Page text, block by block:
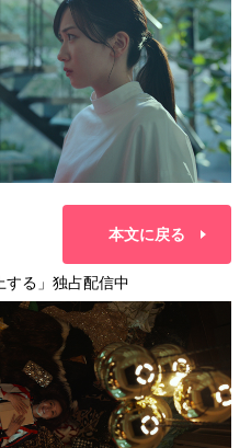
本文に戻る
する」独占配信中